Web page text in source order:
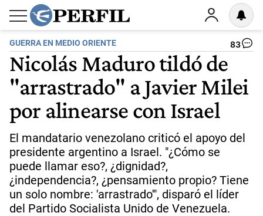
GUERRA EN MEDIO ORIENTE 83
Nicolás Maduro tildó de
"arrastrado" a Javier Milei
por alinearse con Israel
El mandatario venezolano criticó el apoyo del
presidente argentino a Israel. "¿Cómo se
puede llamar eso?, ¿dignidad?,
¿independencia?, ¿pensamiento propio? Tiene
un solo nombre: 'arrastrado'", disparó el líder
del Partido Socialista Unido de Venezuela.